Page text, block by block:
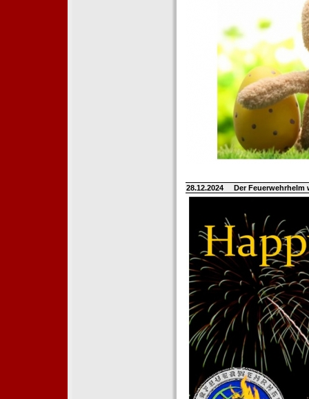
28.12.2024 Der